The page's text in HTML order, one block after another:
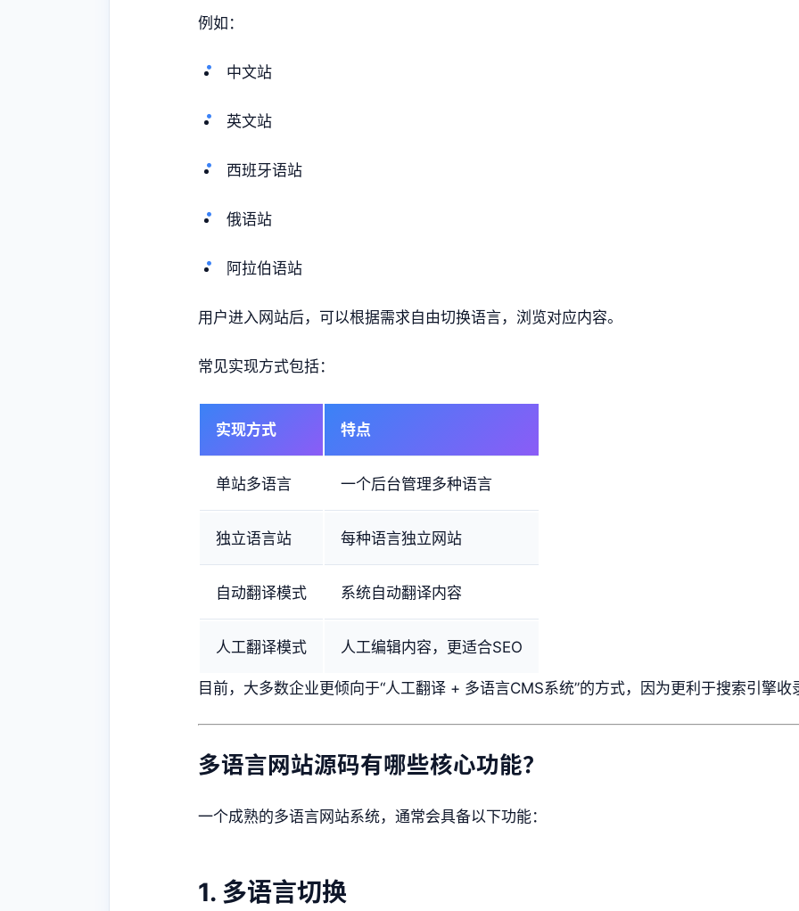
例如：
中文站
英文站
西班牙语站
俄语站
阿拉伯语站
用户进入网站后，可以根据需求自由切换语言，浏览对应内容。
常见实现方式包括：
实现方式 特点
单站多语言 一个后台管理多种语言
独立语言站 每种语言独立网站
自动翻译模式 系统自动翻译内容
人工翻译模式 人工编辑内容，更适合SEO
目前，大多数企业更倾向于“人工翻译 + 多语言CMS系统”的方式，因为更利于搜索引擎收
多语言网站源码有哪些核心功能？
一个成熟的多语言网站系统，通常会具备以下功能：
1. 多语言切换